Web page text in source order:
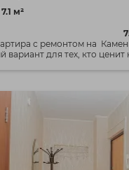
м²
с ремонтом на
вариант для тех, кто ценит